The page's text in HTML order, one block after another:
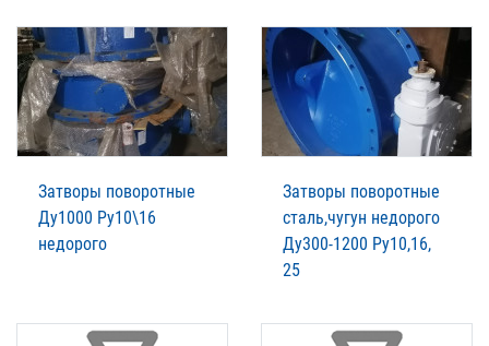
Затворы поворотные
Ду1000 Ру10\16
недорого
Затворы поворотные
сталь,чугун недорого
Ду300-1200 Ру10,16,
25